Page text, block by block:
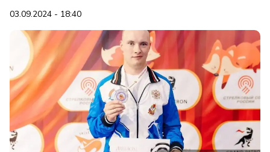
03.09.2024 - 18:40